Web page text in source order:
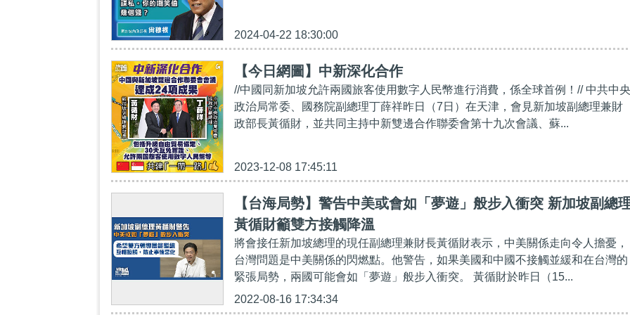
2024-04-22 18:30:00
【今日網圖】中新深化合作
//中國同新加坡允許兩國旅客使用數字人民幣進行消費，係全球首例！// 中共中央
政治局常委、國務院副總理丁薛祥昨日（7日）在天津，會見新加坡副總理兼財
政部長黃循財，並共同主持中新雙邊合作聯委會第十九次會議、蘇...
2023-12-08 17:45:11
【台海局勢】警告中美或會如「夢遊」般步入衝突 新加坡副總
黃循財籲雙方接觸降溫
將會接任新加坡總理的現任副總理兼財長黃循財表示，中美關係走向令人擔憂，
台灣問題是中美關係的閃燃點。他警告，如果美國和中國不接觸並緩和在台灣的
緊張局勢，兩國可能會如「夢遊」般步入衝突。 黃循財於昨日（15...
2022-08-16 17:34:34